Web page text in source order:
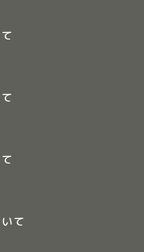
て
について
！スタッフ
集まれ！